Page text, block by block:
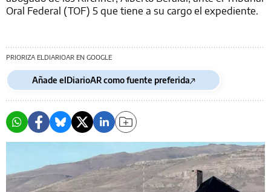
Oral Federal (TOF) 5 que tiene a su cargo el expediente.
PRIORIZA ELDIARIOAR EN GOOGLE
Añade elDiarioAR como fuente preferida